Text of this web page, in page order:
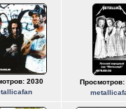
2030
Просмотров: